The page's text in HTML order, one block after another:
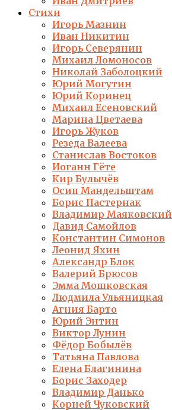
Стихи
Игорь Мазнин
Иван Никитин
Игорь Северянин
Михаил Ломоносов
Николай Заболоцкий
Юрий Могутин
Юрий Коринец
Михаил Есеновский
Марина Цветаева
Игорь Жуков
Резеда Валеева
Станислав Востоков
Иоганн Гёте
Кир Булычёв
Осип Мандельштам
Борис Пастернак
Владимир Маяковский
Давид Самойлов
Константин Симонов
Леонид Яхин
Александр Блок
Валерий Брюсов
Эмма Мошковская
Людмила Ульяницкая
Агния Барто
Юрий Энтин
Виктор Лунин
Фёдор Бобылёв
Татьяна Павлова
Елена Благинина
Борис Заходер
Владимир Данько
Корней Чуковский